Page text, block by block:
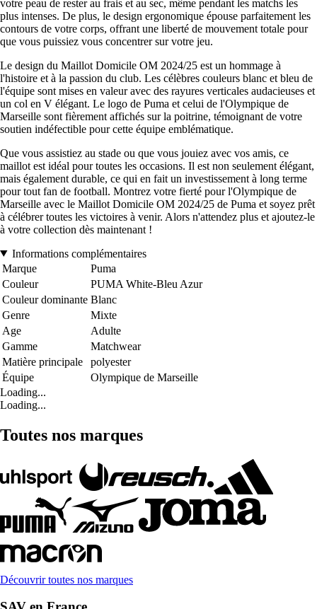
votre peau de rester au frais et au sec, même pendant les matchs les
plus intenses. De plus, le design ergonomique épouse parfaitement les
contours de votre corps, offrant une liberté de mouvement totale pour
que vous puissiez vous concentrer sur votre jeu.
Le design du Maillot Domicile OM 2024/25 est un hommage à
l'histoire et à la passion du club. Les célèbres couleurs blanc et bleu de
l'équipe sont mises en valeur avec des rayures verticales audacieuses et
un col en V élégant. Le logo de Puma et celui de l'Olympique de
Marseille sont fièrement affichés sur la poitrine, témoignant de votre
soutien indéfectible pour cette équipe emblématique.
Que vous assistiez au stade ou que vous jouiez avec vos amis, ce
maillot est idéal pour toutes les occasions. Il est non seulement élégant,
mais également durable, ce qui en fait un investissement à long terme
pour tout fan de football. Montrez votre fierté pour l'Olympique de
Marseille avec le Maillot Domicile OM 2024/25 de Puma et soyez prêt
à célébrer toutes les victoires à venir. Alors n'attendez plus et ajoutez-le
à votre collection dès maintenant !
Informations complémentaires
Marque
Puma
Couleur
PUMA White-Bleu Azur
Couleur dominante Blanc
Genre
Mixte
Age
Adulte
Gamme
Matchwear
Matière principale
polyester
Équipe
Olympique de Marseille
Loading...
Loading...
Toutes nos marques
Découvrir toutes nos marques